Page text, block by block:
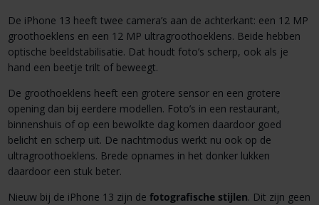
De iPhone 13 heeft twee camera’s aan de achterkant: een 12 MP
groothoeklens en een 12 MP ultragroothoeklens. Beide hebben
optische beeldstabilisatie. Dat houdt foto’s scherp, ook als je
hand een beetje trilt of beweegt.
De groothoeklens heeft een grotere sensor en een grotere
opening dan bij eerdere modellen. Foto’s in een restaurant,
binnenshuis of op een bewolkte dag komen daardoor goed
belicht en scherp uit. De nachtmodus werkt nu ook op de
ultragroothoeklens. Brede opnames in het donker lukken
daardoor een stuk beter.
Nieuw bij de iPhone 13 zijn de fotografische stijlen. Dit zijn geen